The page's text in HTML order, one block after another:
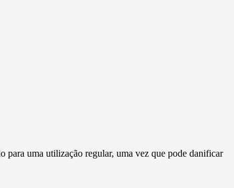
para uma utilização regular, uma vez que pode danificar